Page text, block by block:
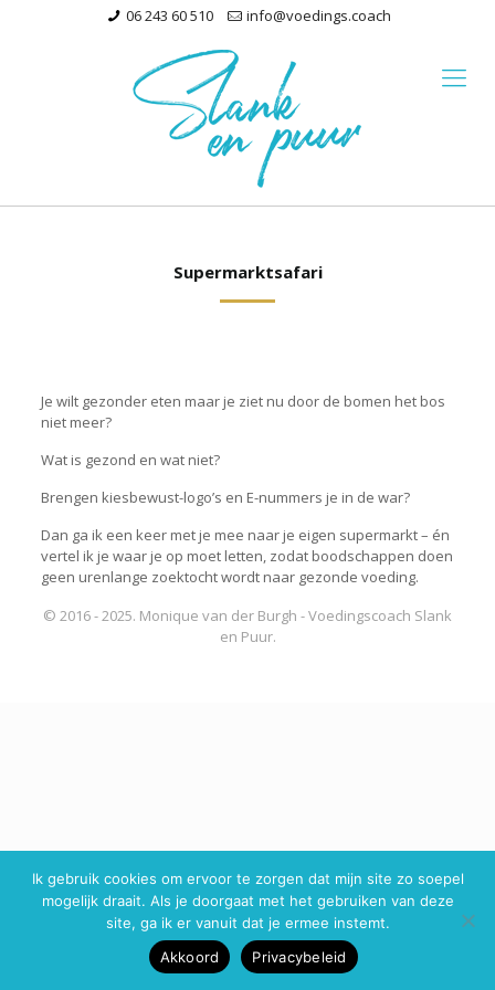
06 243 60 510 info@voedings.coach
Supermarktsafari
Je wilt gezonder eten maar je ziet nu door de bomen het bos
niet meer?
Wat is gezond en wat niet?
Brengen kiesbewust-logo’s en E-nummers je in de war?
Dan ga ik een keer met je mee naar je eigen supermarkt – én
vertel ik je waar je op moet letten, zodat boodschappen doen
geen urenlange zoektocht wordt naar gezonde voeding.
© 2016 - 2025. Monique van der Burgh - Voedingscoach Slank
en Puur.
Ik gebruik cookies om ervoor te zorgen dat mijn site zo soepel
mogelijk draait. Als je doorgaat met het gebruiken van deze
site, ga ik er vanuit dat je ermee instemt.
Akkoord
Privacybeleid